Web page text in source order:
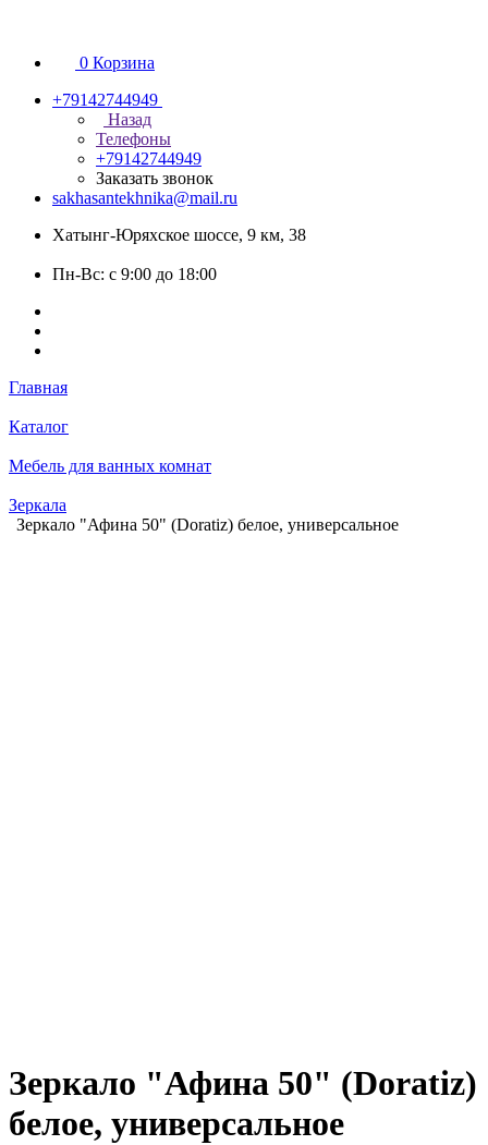
0 Корзина
+79142744949
Назад
Телефоны
+79142744949
Заказать звонок
sakhasantekhnika@mail.ru
Хатынг-Юряхское шоссе, 9 км, 38
Пн-Вс: с 9:00 до 18:00
Главная
Каталог
Мебель для ванных комнат
Зеркала
Зеркало "Афина 50" (Doratiz) белое, универсальное
Зеркало "Афина 50" (Doratiz)
белое, универсальное